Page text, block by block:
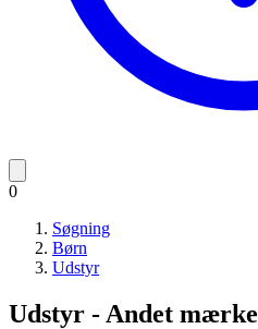
0
Søgning
Børn
Udstyr
Udstyr - Andet mærke